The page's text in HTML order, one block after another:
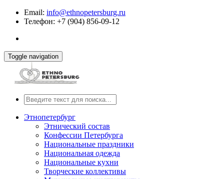
Email: info@ethnopetersburg.ru
Телефон: +7 (904) 856-09-12
Toggle navigation
Этнопетербург
Этнический состав
Конфессии Петербурга
Национальные праздники
Национальная одежда
Национальные кухни
Творческие коллективы